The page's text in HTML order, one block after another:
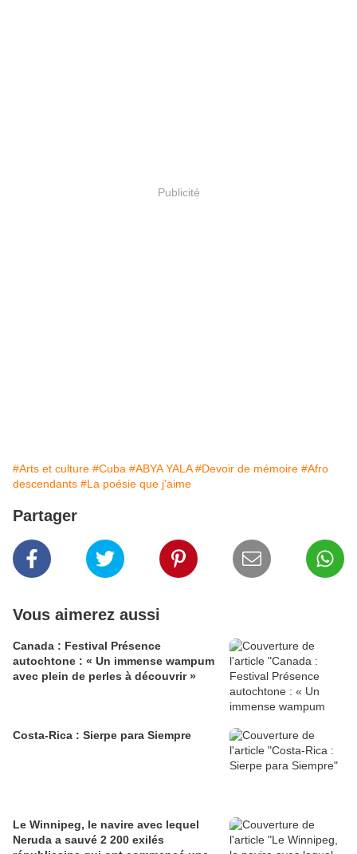
Publicité
#Arts et culture #Cuba #ABYA YALA #Devoir de mémoire #Afro
descendants #La poésie que j'aime
Partager
Vous aimerez aussi
Canada : Festival Présence
autochtone : « Un immense wampum
avec plein de perles à découvrir »
Costa-Rica : Sierpe para Siempre
Le Winnipeg, le navire avec lequel
Neruda a sauvé 2 200 exilés